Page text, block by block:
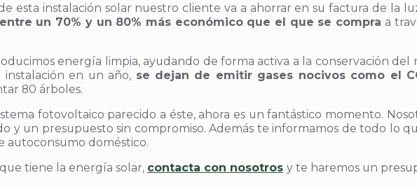
esta instalación solar nuestro cliente va a ahorrar en su factura de la
un 70% y un 80% más económico que el que se compra a
energía limpia, ayudando de forma activa a la conservación del
en un año, se dejan de emitir gases nocivos como el
80 árboles.
fotovoltaico parecido a éste, ahora es un fantástico momento.
y un presupuesto sin compromiso. Además te informamos de todo lo
autoconsumo doméstico.
tiene la energía solar, contacta con nosotros y te haremos un